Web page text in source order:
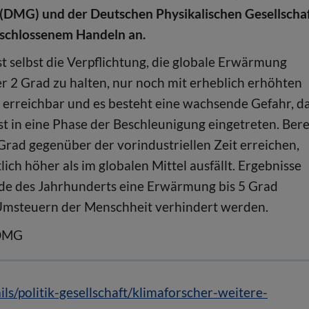
und der Deutschen Physikalischen
Handeln an.
selbst die Verpflichtung, die globale Erwärmung
2 Grad zu halten, nur noch mit erheblich erhöhten
und es besteht eine wachsende Gefahr,
eine Phase der Beschleunigung eingetreten.
gegenüber der vorindustriellen Zeit erreichen,
höher als im globalen Mittel ausfällt. Ergebnisse
des Jahrhunderts eine Erwärmung bis 5 Grad
der Menschheit verhindert werden.
politik-gesellschaft/klimaforscher-weitere-